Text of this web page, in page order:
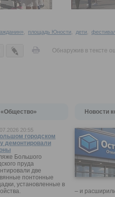
площадь Юности дети
Обнаружив в тексте
«Общество»
20:55
городском
демонтировали
Большого
пруда
две
понтонные
установленные в
Новости
– и